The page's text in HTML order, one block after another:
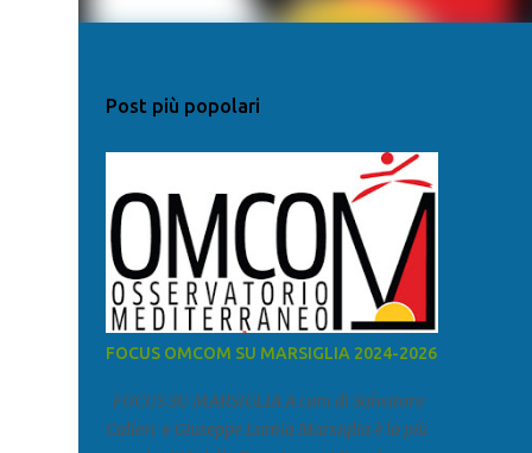
Post più popolari
FOCUS OMCOM SU MARSIGLIA 2024-2026
FOCUS SU MARSIGLIA A cura di Salvatore
Calleri e Giuseppe Lumia Marsiglia è la più